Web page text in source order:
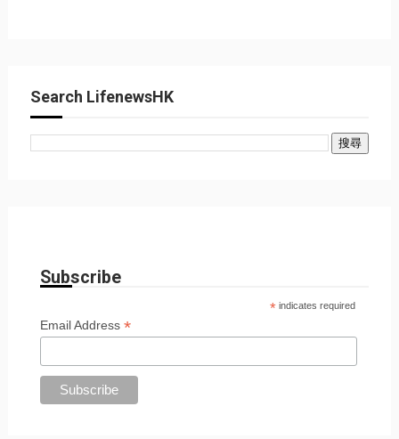
Search LifenewsHK
Subscribe
* indicates required
Email Address*